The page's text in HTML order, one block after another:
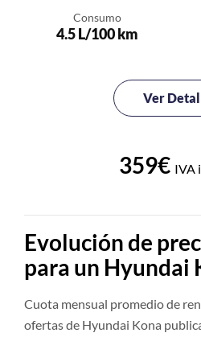
Consumo
4.5 L/100 km
Ver
359€ IVA
Evolución de
para un Hyundai
Cuota mensual promedio de
ofertas de Hyundai Kona